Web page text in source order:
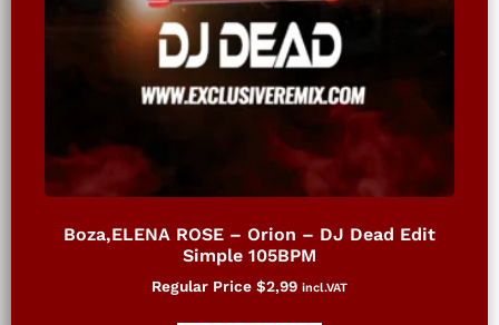
Boza,ELENA ROSE – Orion – DJ Dead Edit
Simple 105BPM
Regular Price $2,99 incl.VAT